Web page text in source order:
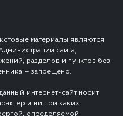
материалы являются
сайта,
разделов и пунктов без
– запрещено.
интернет-сайт носит
и ни при каких
определяемой